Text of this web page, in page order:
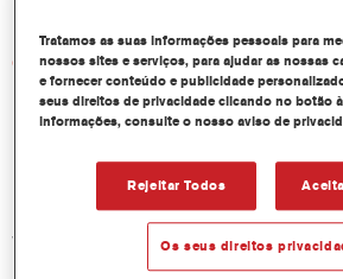
Características do produto
Product Variant
Referência do artigo
WB2020 DW 1 LT
Tratamos as suas informações pessoais para
nossos sites e serviços, para ajudar as nossas
e fornecer conteúdo e publicidade
seus direitos de privacidade clicando no botão
informações, consulte o nosso aviso de
Rejeitar Todos
Os seus direitos